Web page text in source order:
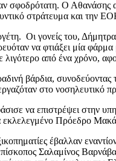
σφοδρότατη. Ο
στράτευμα και την
Οι γονείς του,
να φτιάξει μία
από ένα χρόνο,
βάρδια,
στο
να επιστρέψει στην
Πρόεδρο
έβαλλαν
Σαλαμίνος